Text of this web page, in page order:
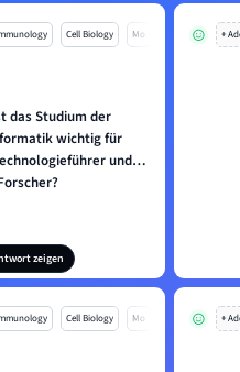
Cell Biology Mo
das Studium der
wichtig für
und
zeigen
+
Cell Biology Mo +